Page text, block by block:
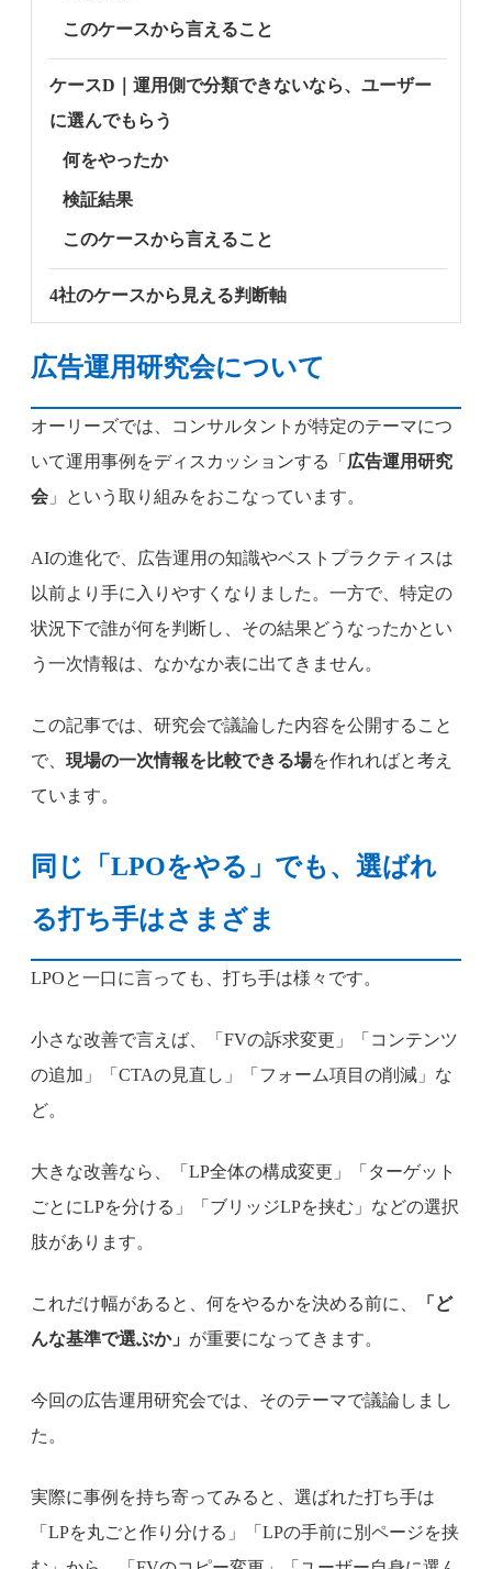
このケースから言えること
ケースD｜運用側で分類できないなら、ユーザー
に選んでもらう
何をやったか
検証結果
このケースから言えること
4社のケースから見える判断軸
広告運用研究会について
オーリーズでは、コンサルタントが特定のテーマにつ
いて運用事例をディスカッションする「 広告運用研究
会 」という取り組みをおこなっています。
AIの進化で、広告運用の知識やベストプラクティスは
以前より手に入りやすくなりました。一方で、特定の
状況下で誰が何を判断し、その結果どうなったかとい
う一次情報は、なかなか表に出てきません。
この記事では、研究会で議論した内容を公開すること
で、 現場の一次情報を比較できる場を作れればと考え
ています。
同じ「LPOをやる」でも、選ばれ
る打ち手はさまざま
LPOと一口に言っても、打ち手は様々です。
小さな改善で言えば、「FVの訴求変更」「コンテンツ
の追加」「CTAの見直し」「フォーム項目の削減」な
ど。
大きな改善なら、「LP全体の構成変更」「ターゲット
ごとにLPを分ける」「ブリッジLPを挟む」などの選択
肢があります。
これだけ幅があると、何をやるかを決める前に、
「ど
んな基準で選ぶか」 が重要になってきます。
今回の広告運用研究会では、そのテーマで議論しまし
た。
実際に事例を持ち寄ってみると、選ばれた打ち手は
「LPを丸ごと作り分ける」「LPの手前に別ページを挟